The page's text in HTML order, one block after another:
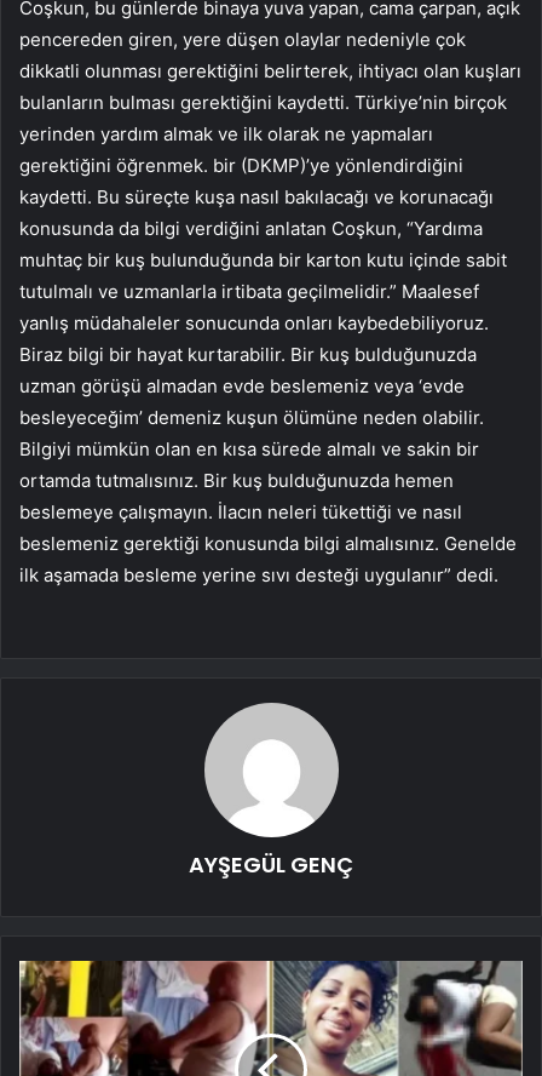
Coşkun, bu günlerde binaya yuva yapan, cama çarpan, açık
pencereden giren, yere düşen olaylar nedeniyle çok
dikkatli olunması gerektiğini belirterek, ihtiyacı olan kuşları
bulanların bulması gerektiğini kaydetti. Türkiye’nin birçok
yerinden yardım almak ve ilk olarak ne yapmaları
gerektiğini öğrenmek. bir (DKMP)’ye yönlendirdiğini
kaydetti. Bu süreçte kuşa nasıl bakılacağı ve korunacağı
konusunda da bilgi verdiğini anlatan Coşkun, “Yardıma
muhtaç bir kuş bulunduğunda bir karton kutu içinde sabit
tutulmalı ve uzmanlarla irtibata geçilmelidir.” Maalesef
yanlış müdahaleler sonucunda onları kaybedebiliyoruz.
Biraz bilgi bir hayat kurtarabilir. Bir kuş bulduğunuzda
uzman görüşü almadan evde beslemeniz veya ‘evde
besleyeceğim’ demeniz kuşun ölümüne neden olabilir.
Bilgiyi mümkün olan en kısa sürede almalı ve sakin bir
ortamda tutmalısınız. Bir kuş bulduğunuzda hemen
beslemeye çalışmayın. İlacın neleri tükettiği ve nasıl
beslemeniz gerektiği konusunda bilgi almalısınız. Genelde
ilk aşamada besleme yerine sıvı desteği uygulanır” dedi.
AYŞEGÜL GENÇ